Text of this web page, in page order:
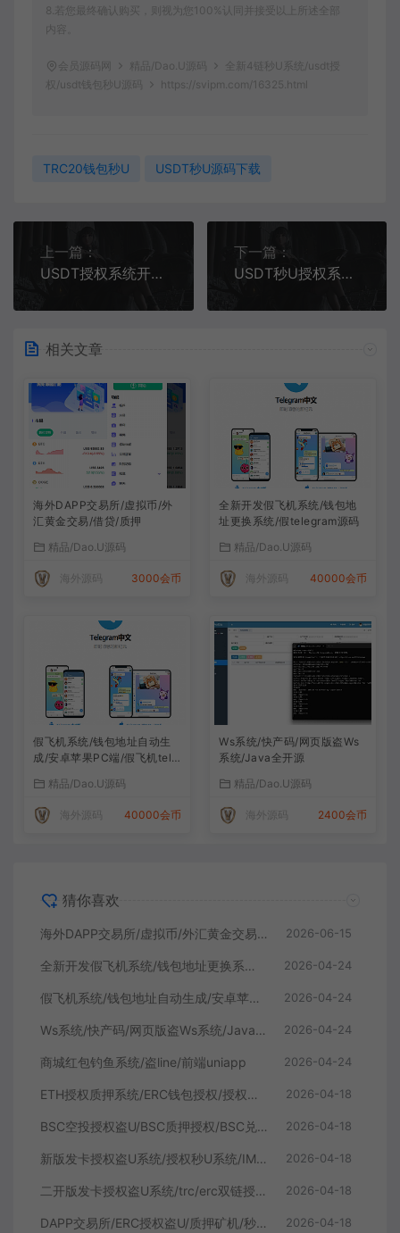
8.若您最终确认购买，则视为您100%认同并接受以上所述全部
内容。
会员源码网 精品/Dao.U源码
全新4链秒U系统/usdt授
权/usdt钱包秒U源码
https://svipm.com/16325.html
TRC20钱包秒U USDT秒U源码下载
上一篇：
USDT授权系统开发 | 秒U源码+代理后台三级分佣模式
下一篇：
USDT秒U授权系统 | 含完整后端+前端VUE源码
相关文章
海外DAPP交易所/虚拟币/外
汇黄金交易/借贷/质押
精品/Dao.U源码
海外源码 3000会币
全新开发假飞机系统/钱包地
址更换系统/假telegram源码
精品/Dao.U源码
海外源码 40000会币
假飞机系统/钱包地址自动生
成/安卓苹果PC端/假飞机tele
精品/Dao.U源码
海外源码 40000会币
Ws系统/快产码/网页版盗Ws
系统/Java全开源
精品/Dao.U源码
海外源码 2400会币
猜你喜欢
海外DAPP交易所/虚拟币/外汇黄金交易/借贷/质押 2026-06-15
全新开发假飞机系统/钱包地址更换系统/假telegram源码 2026-04-24
假飞机系统/钱包地址自动生成/安卓苹果PC端/假飞机telegram源码 2026-04-24
Ws系统/快产码/网页版盗Ws系统/Java全开源 2026-04-24
商城红包钓鱼系统/盗line/前端uniapp 2026-04-24
ETH授权质押系统/ERC钱包授权/授权盗U系统 2026-04-18
BSC空投授权盗U/BSC质押授权/BSC兑换预售 2026-04-18
新版发卡授权盗U系统/授权秒U系统/IM无提示/trc链授权盗U 2026-04-18
二开版发卡授权盗U系统/trc/erc双链授权秒U/欧意IM无提示 2026-04-18
DAPP交易所/ERC授权盗U/质押矿机/秒合约交易/前端vue 2026-04-18